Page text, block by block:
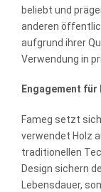
beliebt und
anderen
aufgrund ihrer
Verwendung in
Engagement
Fameg setzt
verwendet Holz
traditionellen
Design sichern
Lebensdauer,